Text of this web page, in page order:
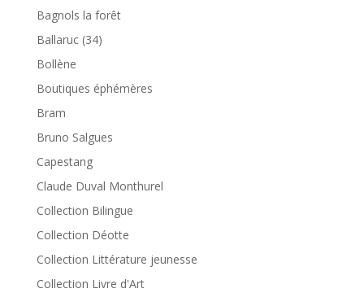
Bagnols la forêt
Ballaruc (34)
Bollène
Boutiques éphémères
Bram
Bruno Salgues
Capestang
Claude Duval Monthurel
Collection Bilingue
Collection Déotte
Collection Littérature jeunesse
Collection Livre d'Art